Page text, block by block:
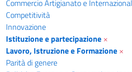
Commercio Artigianato e
Competitività
Innovazione
Istituzione e partecipazione ×
Lavoro, Istruzione e Formazione ×
Parità di genere